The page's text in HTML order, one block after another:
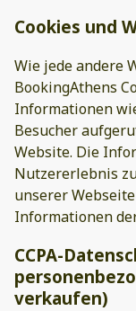
Cookies und
Wie jede andere
BookingAthens
Informationen
Besucher
Website. Die
Nutzererlebnis
unserer
Informationen
CCPA-
verkaufen)